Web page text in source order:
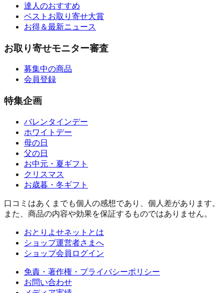
達人のおすすめ
ベストお取り寄せ大賞
お得＆最新ニュース
お取り寄せモニター審査
募集中の商品
会員登録
特集企画
バレンタインデー
ホワイトデー
母の日
父の日
お中元・夏ギフト
クリスマス
お歳暮・冬ギフト
口コミはあくまでも個人の感想であり、個人差があります。
また、商品の内容や効果を保証するものではありません。
おとりよせネットとは
ショップ運営者さまへ
ショップ会員ログイン
免責・著作権・プライバシーポリシー
お問い合わせ